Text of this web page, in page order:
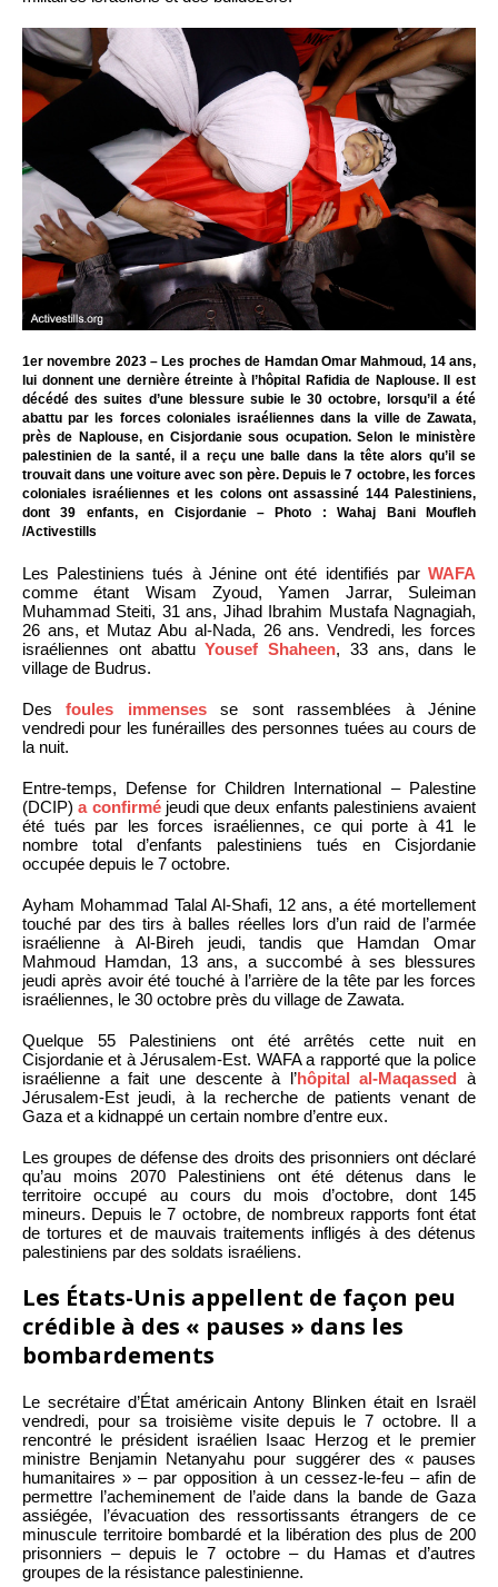
1er novembre 2023 – Les proches de Hamdan Omar Mahmoud, 14 ans,
lui donnent une dernière étreinte à l’hôpital Rafidia de Naplouse. Il est
décédé des suites d’une blessure subie le 30 octobre, lorsqu’il a été
abattu par les forces coloniales israéliennes dans la ville de Zawata,
près de Naplouse, en Cisjordanie sous ocupation. Selon le ministère
palestinien de la santé, il a reçu une balle dans la tête alors qu’il se
trouvait dans une voiture avec son père. Depuis le 7 octobre, les forces
coloniales israéliennes et les colons ont assassiné 144 Palestiniens,
dont 39 enfants, en Cisjordanie – Photo : Wahaj Bani Moufleh
/Activestills
Les Palestiniens tués à Jénine ont été identifiés par WAFA
comme étant Wisam Zyoud, Yamen Jarrar, Suleiman
Muhammad Steiti, 31 ans, Jihad Ibrahim Mustafa Nagnagiah,
26 ans, et Mutaz Abu al-Nada, 26 ans. Vendredi, les forces
israéliennes ont abattuYousef Shaheen, 33 ans, dans le
village de Budrus.
Desfoules immensesse sont rassemblées à Jénine
vendredi pour les funérailles des personnes tuées au cours de
la nuit.
Entre-temps, Defense for Children International – Palestine
(DCIP)a confirméjeudi que deux enfants palestiniens avaient
été tués par les forces israéliennes, ce qui porte à 41 le
nombre total d’enfants palestiniens tués en Cisjordanie
occupée depuis le 7 octobre.
Ayham Mohammad Talal Al-Shafi, 12 ans, a été mortellement
touché par des tirs à balles réelles lors d’un raid de l’armée
israélienne à Al-Bireh jeudi, tandis que Hamdan Omar
Mahmoud Hamdan, 13 ans, a succombé à ses blessures
jeudi après avoir été touché à l’arrière de la tête par les forces
israéliennes, le 30 octobre près du village de Zawata.
Quelque 55 Palestiniens ont été arrêtés cette nuit en
Cisjordanie et à Jérusalem-Est. WAFA a rapporté que la police
israélienne a fait une descente à l’hôpital al-Maqassed à
Jérusalem-Est jeudi, à la recherche de patients venant de
Gaza et a kidnappé un certain nombre d’entre eux.
Les groupes de défense des droits des prisonniers ont déclaré
qu’au moins 2070 Palestiniens ont été détenus dans le
territoire occupé au cours du mois d’octobre, dont 145
mineurs. Depuis le 7 octobre, de nombreux rapports font état
de tortures et de mauvais traitements infligés à des détenus
palestiniens par des soldats israéliens.
Les États-Unis appellent de façon peu
crédible à des « pauses » dans les
bombardements
Le secrétaire d’État américain Antony Blinken était en Israël
vendredi, pour sa troisième visite depuis le 7 octobre. Il a
rencontré le président israélien Isaac Herzog et le premier
ministre Benjamin Netanyahu pour suggérer des « pauses
humanitaires » – par opposition à un cessez-le-feu – afin de
permettre l’acheminement de l’aide dans la bande de Gaza
assiégée, l’évacuation des ressortissants étrangers de ce
minuscule territoire bombardé et la libération des plus de 200
prisonniers – depuis le 7 octobre – du Hamas et d’autres
groupes de la résistance palestinienne.